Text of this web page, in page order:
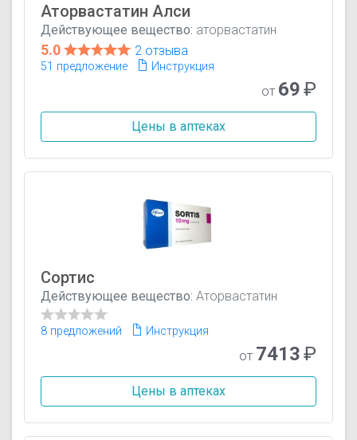
Аторвастатин Алси
Действующее вещество: аторвастатин
5.0 2 отзыва
51 предложение Инструкция
от 69₽
Цены в аптеках
Сортис
Действующее вещество: Аторвастатин
8 предложений Инструкция
от 7413₽
Цены в аптеках